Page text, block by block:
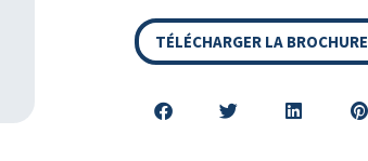
TÉLÉCHARGER LA BROCHURE